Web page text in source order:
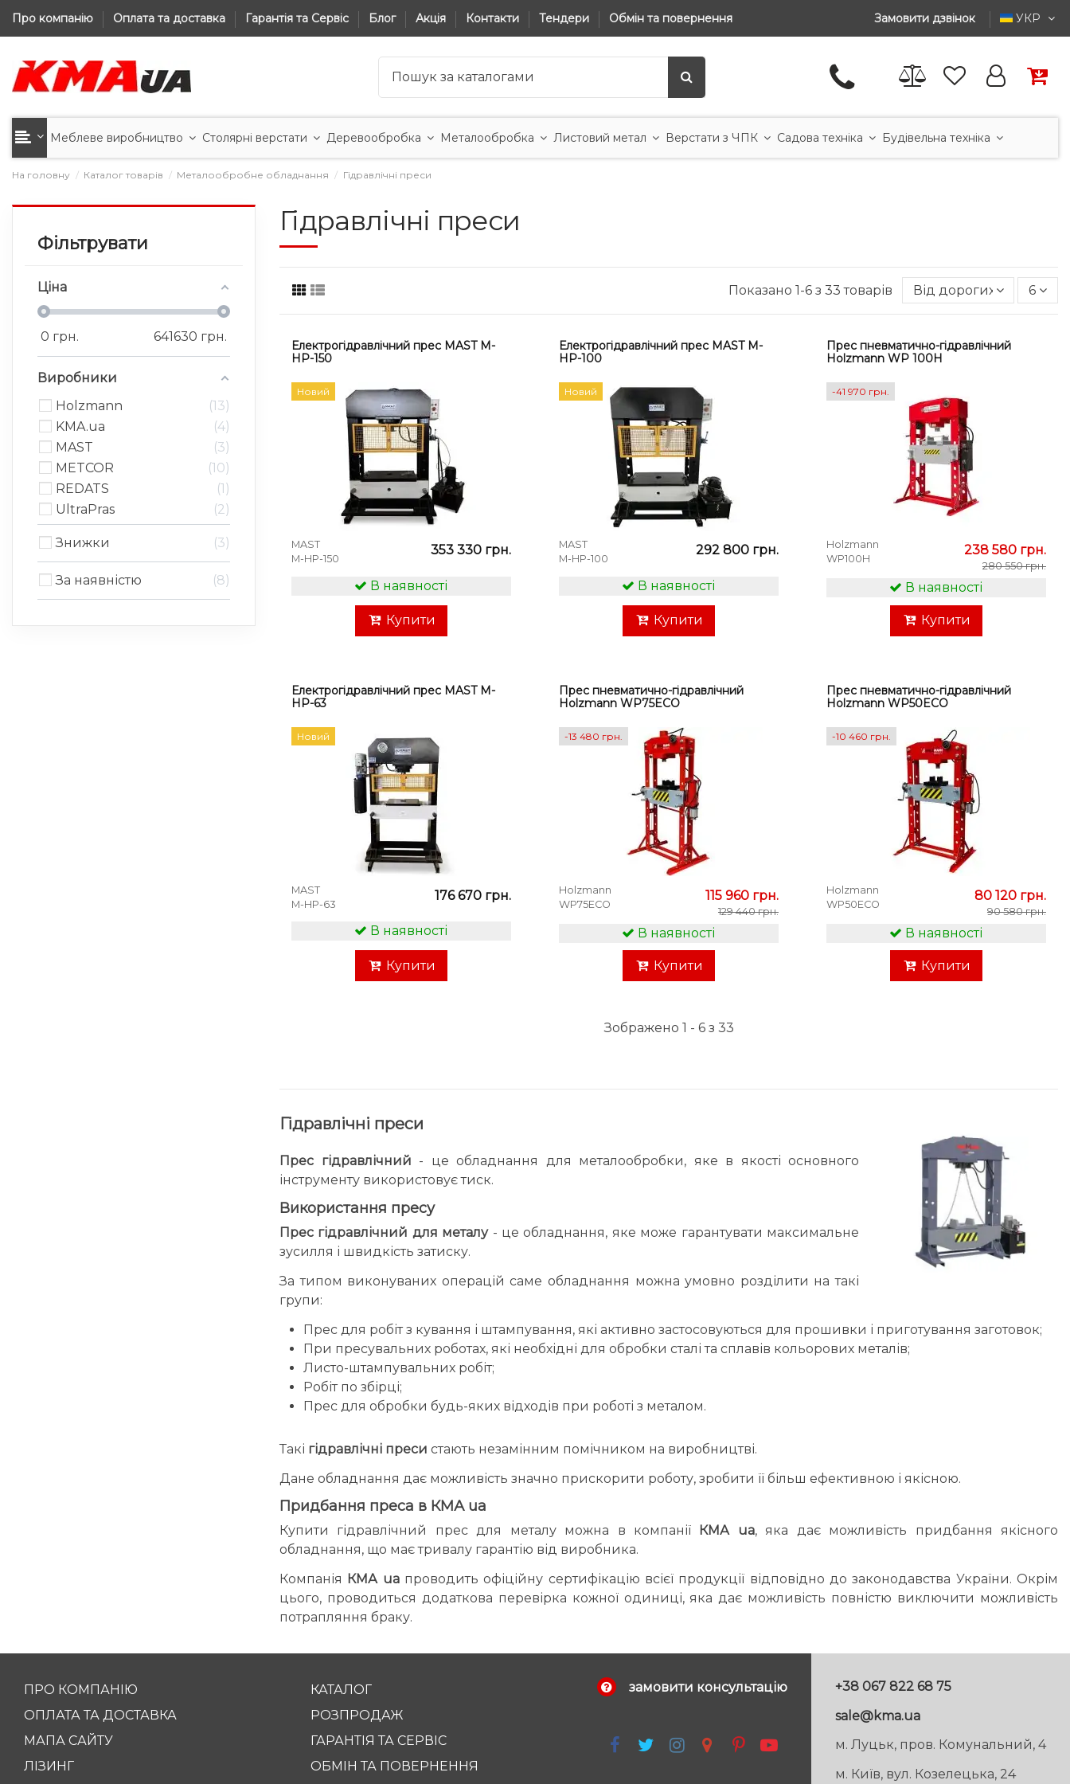
Про компанію Оплата та доставка Гарантія та Сервіс Блог Акція Контакти Тендери Обмін та повернення Замовити дзвінок УКР
Меблеве виробництво Столярні верстати Деревообробка Металообробка Листовий метал Верстати з ЧПК Садова техніка Будівельна техніка
На головну Каталог товарів Металообробне обладнання Гідравлічні преси
Гідравлічні преси
Показано 1-6 з 33 товарів Від дорогих до 6
Електрогідравлічний прес MAST M-
HP-150
Новий
MAST
M-HP-150
353 330 грн.
В наявності
Купити
Електрогідравлічний прес MAST M-
HP-100
Новий
MAST
M-HP-100
292 800 грн.
В наявності
Купити
Прес пневматично-гідравлічний
Holzmann WP 100H
-41 970 грн.
Holzmann
WP100H
238 580 грн.
280 550 грн.
В наявності
Купити
Електрогідравлічний прес MAST M-
HP-63
Новий
MAST
M-HP-63
176 670 грн.
В наявності
Купити
Прес пневматично-гідравлічний
Holzmann WP75ECO
-13 480 грн.
Holzmann
WP75ECO
115 960 грн.
129 440 грн.
В наявності
Купити
Прес пневматично-гідравлічний
Holzmann WP50ECO
-10 460 грн.
Holzmann
WP50ECO
80 120 грн.
90 580 грн.
В наявності
Купити
Зображено 1 - 6 з 33
Гідравлічні преси
Прес гідравлічний - це обладнання для металообробки, яке в якості основного
інструменту використовує тиск.
Використання пресу
Прес гідравлічний для металу- це обладнання, яке може гарантувати максимальне
зусилля і швидкість затиску.
За типом виконуваних операцій саме обладнання можна умовно розділити на такі
групи:
Прес для робіт з кування і штампування, які активно застосовуються для прошивки і приготування заготовок;
При пресувальних роботах, які необхідні для обробки сталі та сплавів кольорових металів;
Листо-штампувальних робіт;
Робіт по збірці;
Прес для обробки будь-яких відходів при роботі з металом.
Такі гідравлічні преси стають незамінним помічником на виробництві.
Дане обладнання дає можливість значно прискорити роботу, зробити її більш ефективною і якісною.
Придбання преса в КМА ua
Купити гідравлічний прес для металу можна в компанії КМА ua, яка дає можливість придбання якісного
обладнання, що має тривалу гарантію від виробника.
Компанія КМА uaпроводить офіційну сертифікацію всієї продукції відповідно до законодавства України. Окрім
цього, проводиться додаткова перевірка кожної одиниці, яка дає можливість повністю виключити можливість
потрапляння браку.
Фільтрувати
Ціна
0 грн. 641630 грн.
Виробники
Holzmann
13
KMA.ua
4
MAST
3
METCOR
10
REDATS
1
UltraPras
2
Знижки 3
За наявністю 8
ПРО КОМПАНІЮ
ОПЛАТА ТА ДОСТАВКА
МАПА САЙТУ
ЛІЗИНГ
КАТАЛОГ
РОЗПРОДАЖ
ГАРАНТІЯ ТА СЕРВІС
ОБМІН ТА ПОВЕРНЕННЯ
замовити консультацію
+38 067 822 68 75
sale@kma.ua
м. Луцьк, пров. Комунальний, 4
м. Київ, вул. Козелецька, 24